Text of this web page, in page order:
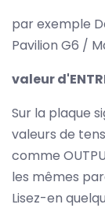
par exemple
Pavilion G6 /
valeur
Sur la plaque
valeurs de
comme
les mêmes
Lisez-en